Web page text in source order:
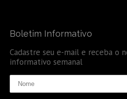
Boletim Informativo
Cadastre seu e-mail e receba o
informativo semanal